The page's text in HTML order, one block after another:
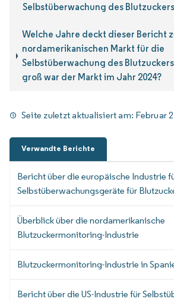
Selbstüberwachung des
Welche Jahre deckt dieser Bericht
nordamerikanischen Markt für die
Selbstüberwachung des
groß war der Markt im Jahr 2024?
Seite zuletzt aktualisiert am: Februar
Verwandte Berichte
Bericht über die europäische Industrie
Selbstüberwachungsgeräte für
Überblick über die nordamerikanische
Blutzuckermonitoring-Industrie
Blutzuckermonitoring-Industrie in
Bericht über die US-Industrie für